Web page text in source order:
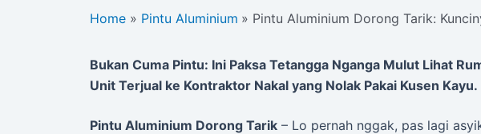
Home Pintu Aluminium Pintu Aluminium Dorong Tarik:
Bukan Cuma Pintu: Ini Paksa Tetangga Nganga Mulut Lihat
Unit Terjual ke Kontraktor Nakal yang Nolak Pakai Kusen Kayu.
Pintu Aluminium Dorong Tarik – Lo pernah nggak, pas lagi